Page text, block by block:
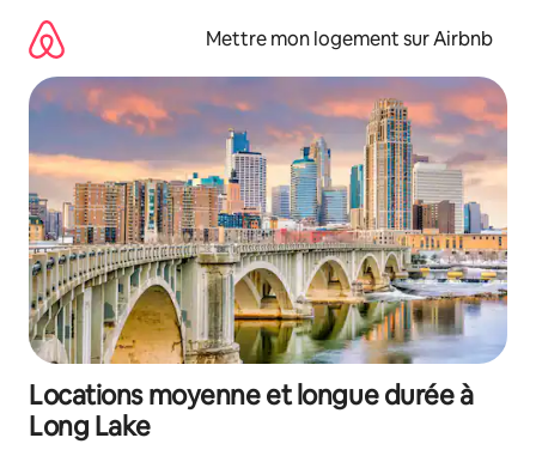
directement
contenu
Mettre mon logement sur Airbnb
Locations moyenne et longue durée à
Long Lake